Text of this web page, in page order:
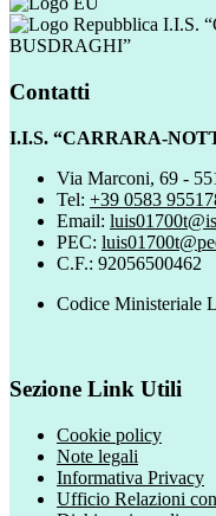
I.I.S.
BUSDRAGHI”
Contatti
I.I.S. “CARRARA-
Via Marconi, 69 -
Tel: +39 0583
Email:
PEC:
C.F.: 92056500462
Codice Ministeriale
Sezione Link Utili
Cookie policy
Note legali
Informativa Privacy
Ufficio Relazioni